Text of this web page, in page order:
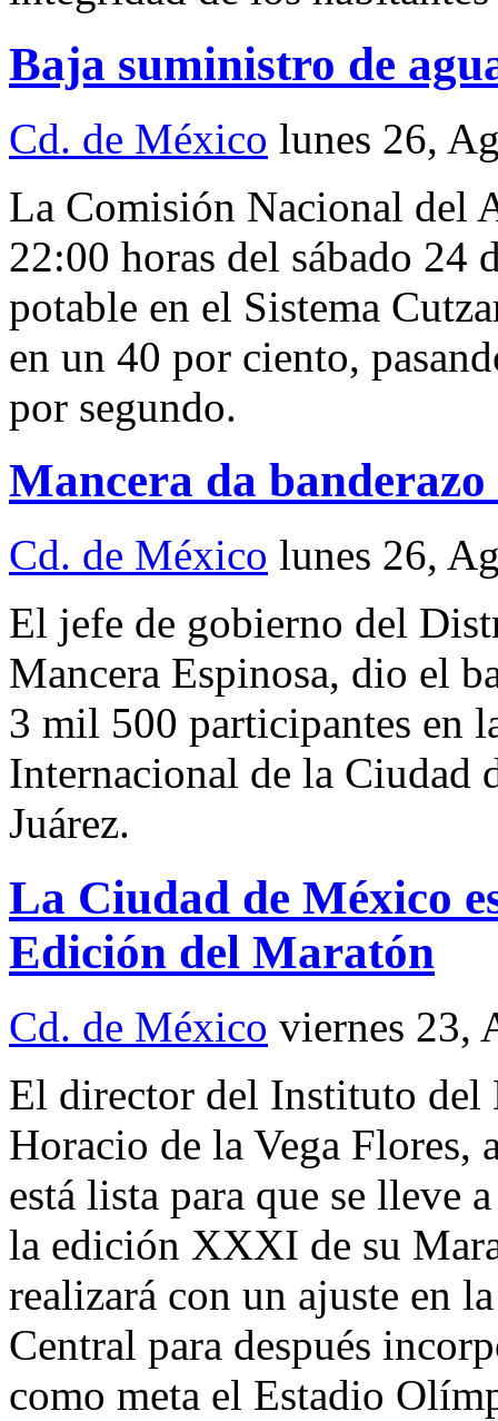
Baja suministro de
Cd. de México lunes 26,
La Comisión Nacional del
22:00 horas del sábado 24
potable en el Sistema
en un 40 por ciento,
por segundo.
Mancera da
Cd. de México lunes 26,
El jefe de gobierno del
Mancera Espinosa, dio el
3 mil 500 participantes en
Internacional de la Ciudad
Juárez.
La Ciudad de México
Edición del Maratón
Cd. de México viernes 23,
El director del Instituto del
Horacio de la Vega Flores,
está lista para que se lleve
la edición XXXI de su
realizará con un ajuste en
Central para después
como meta el Estadio